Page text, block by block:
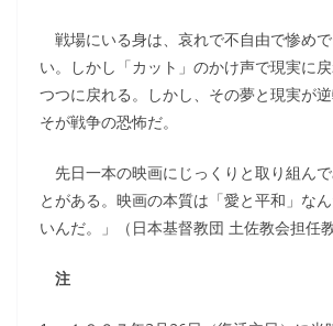
戦場にいる身は、哀れで不自由で惨め
い。しかし「カット」のかけ声で現実に
つつに戻れる。しかし、その夢と現実が
そが戦争の恐怖だ。
先日一本の映画にじっくりと取り組ん
とがある。映画の本質は「愛と平和」な
いんだ。」（日本基督教団 土佐教会担任教
注